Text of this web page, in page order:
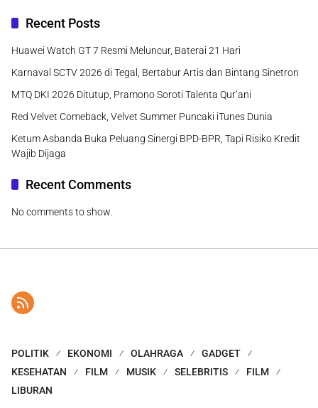
Recent Posts
Huawei Watch GT 7 Resmi Meluncur, Baterai 21 Hari
Karnaval SCTV 2026 di Tegal, Bertabur Artis dan Bintang Sinetron
MTQ DKI 2026 Ditutup, Pramono Soroti Talenta Qur’ani
Red Velvet Comeback, Velvet Summer Puncaki iTunes Dunia
Ketum Asbanda Buka Peluang Sinergi BPD-BPR, Tapi Risiko Kredit
Wajib Dijaga
Recent Comments
No comments to show.
POLITIK EKONOMI OLAHRAGA
GADGET
KESEHATAN
FILM MUSIK SELEBRITIS
FILM
LIBURAN